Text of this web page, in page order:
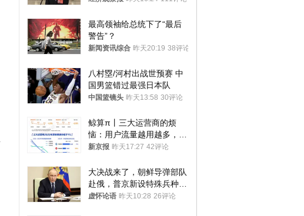
最高领袖给总统下了“最后
警告”？
新闻资讯综合 昨天20:19 38评论
八村塁/河村出战世预赛 中
国男篮错过最强日本队
中国篮镜头 昨天13:58 30评论
鲸算π丨三大运营商的烦
恼：用户流量越用越多，收
入却越来越少
新京报 昨天17:27 42评论
大决战来了，朝鲜导弹部队
赴俄，普京新设特殊兵种，
76岁老将扛旗
虚怀论语 昨天10:28 26评论